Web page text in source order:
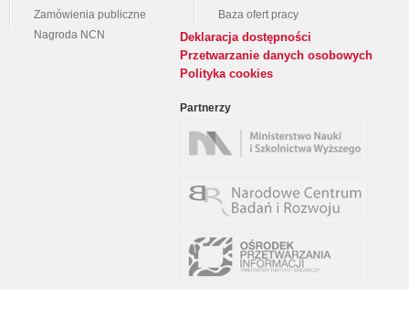
Zamówienia publiczne
Nagroda NCN
Baza ofert pracy
Deklaracja dostępności
Przetwarzanie danych osobowych
Polityka cookies
Partnerzy